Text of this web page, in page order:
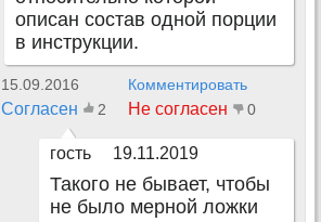
описан состав одной порции
в инструкции.
15.09.2016 Комментировать
Согласен 2 Не согласен 0
гость 19.11.2019
Такого не бывает, чтобы
не было мерной ложки